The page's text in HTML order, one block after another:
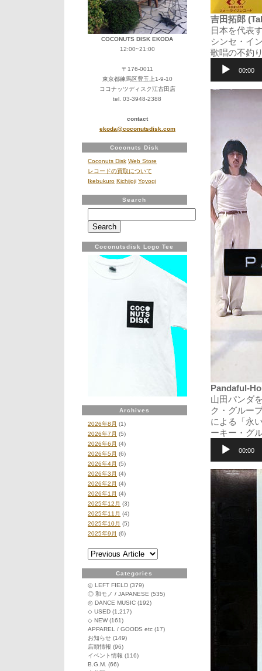
吉田拓郎
日本を代表
シンセ・イ
歌唱の不釣
プ
レ
00:00
Pandaful-
山田パンダ
ク・グルー
による「永
ーキー・グ
プ
レ
ー
00:00
COCONUTS DISK EKODA
12:00~21:00
〒176-0011
東京都練馬区豊玉上1-9-10
ココナッツディスク江古田店
tel. 03-3948-2388
contact
ekoda@coconutsdisk.com
Coconuts Disk
Coconuts Disk Web Store
レコードの買取について
Ikebukuro Kichijoji Yoyogi
Search
for:
Coconutsdisk Logo Tee
Archives
2026年8月 (1)
2026年7月 (5)
2026年6月 (4)
2026年5月 (6)
2026年4月 (5)
2026年3月 (4)
2026年2月 (4)
2026年1月 (4)
2025年12月 (3)
2025年11月 (4)
2025年10月 (5)
2025年9月 (6)
Categories
◎ LEFT FIELD (379)
◎ 和モノ / JAPANESE (535)
◎ DANCE MUSIC (192)
◇ USED (1,217)
◇ NEW(161)
APPAREL / GOODS etc (17)
お知らせ (149)
店頭情報 (96)
イベント情報 (116)
B.G.M. (66)